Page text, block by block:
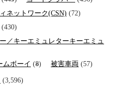
ネットワーク(CSN) (72)
(430)
／キーエミュレターキーエミュ
ムボーイ (8) 被害車両 (57)
(3,596)